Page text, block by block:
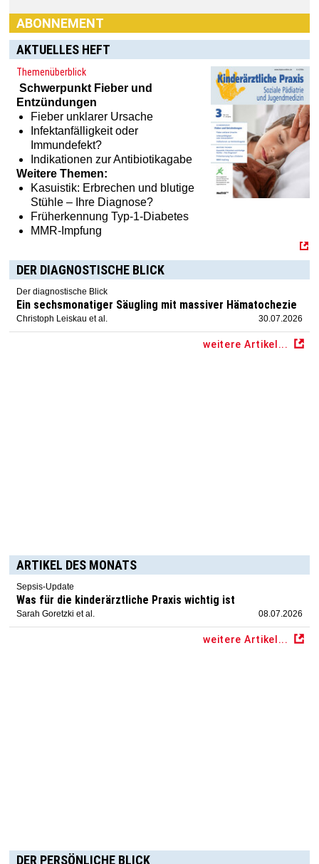
Haben Sie Interesse an einem Abonnement? Dann klicken
Sie einfach hier:[MTX]-Shop
AKTUELLES HEFT
Themenüberblick
Schwerpunkt Fieber und
Entzündungen
Fieber unklarer Ursache
Infektanfälligkeit oder
Immundefekt?
Indikationen zur Antibiotikagabe
Weitere Themen:
Kasuistik: Erbrechen und blutige
Stühle – Ihre Diagnose?
Früherkennung Typ-1-Diabetes
MMR-Impfung
DER DIAGNOSTISCHE BLICK
Der diagnostische Blick
Ein sechsmonatiger Säugling mit massiver Hämatochezie
Christoph Leiskau et al. 30.07.2026
weitere Artikel...
ARTIKEL DES MONATS
Sepsis-Update
Was für die kinderärztliche Praxis wichtig ist
Sarah Goretzki et al. 08.07.2026
weitere Artikel...
DER PERSÖNLICHE BLICK